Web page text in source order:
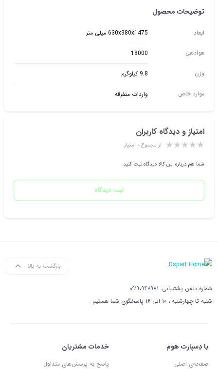
توضیحات محصول
ابعاد 630x380x1475 میلی متر
هوادهی 18000
وزن 9.8 کیلوگرم
موارد خاص واردات متفرقه
امتیاز و دیدگاه کاربران
از مجموع ۰ امتیاز
شما هم درباره این کالا دیدگاه ثبت کنید
ثبت دیدگاه
بازگشت به بالا
شماره تلفن پشتیبانی: ۰۹۱۹۰۹۴۸۹۸۱
شنبه تا چهارشنبه ، ۱۰ الی ۱۶ پاسخگوی شما هستیم
با دِسپارت هوم
صفحه‌ی اصلی
خدمات مشتریان
پاسخ به پرسش‌های متداول